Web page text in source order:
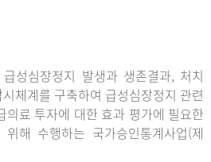
성심장정지 발생과 생존결과, 처치
체계를 구축하여 급성심장정지 관련
의료 투자에 대한 효과 평가에 필요한
해 수행하는 국가승인통계사업(제